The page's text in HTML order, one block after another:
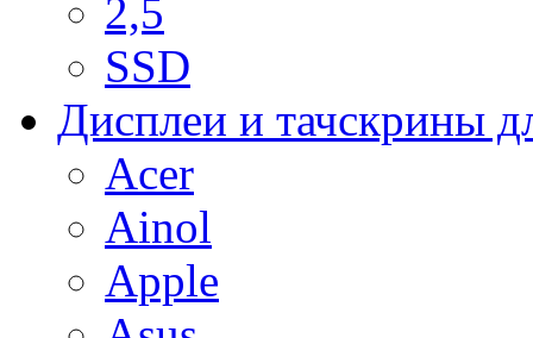
2,5
SSD
Дисплеи и тачскрины
Acer
Ainol
Apple